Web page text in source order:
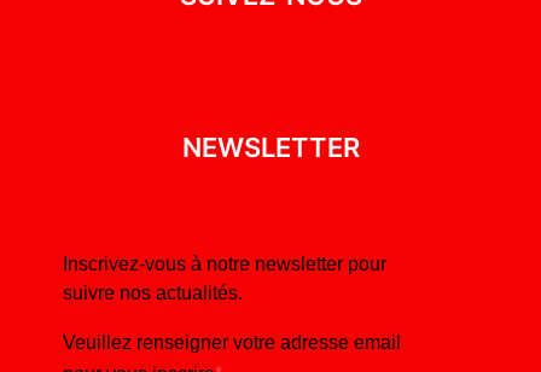
NEWSLETTER
Inscrivez-vous à notre newsletter pour
suivre nos actualités.
Veuillez renseigner votre adresse email